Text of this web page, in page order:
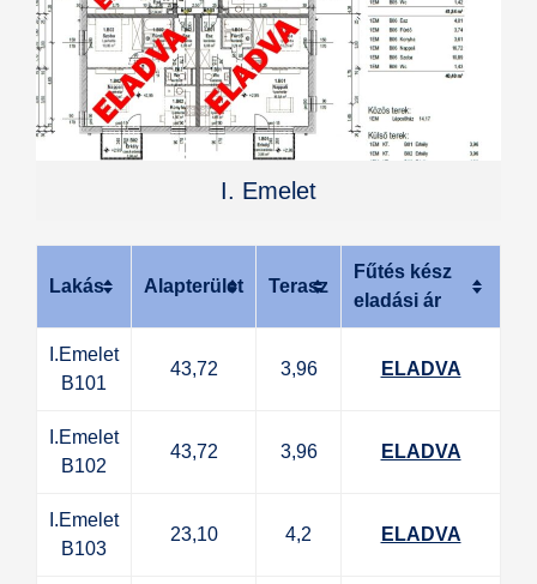
I. Emelet
Lakás Alapterület Terasz
Fűtés kész
eladási ár
I.Emelet
B101
43,72 3,96 ELADVA
I.Emelet
B102
43,72 3,96 ELADVA
I.Emelet
B103
23,10 4,2 ELADVA